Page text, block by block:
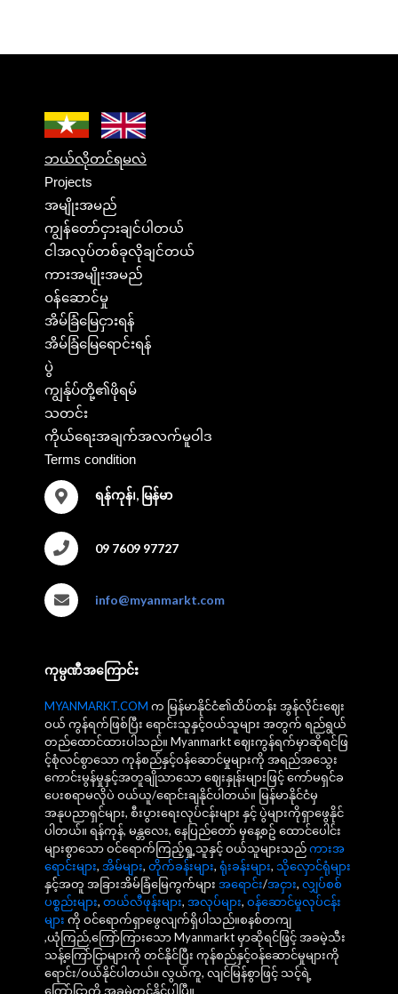
ဘယ်လိုတင်ရမလဲ
Projects
အမျိုးအမည်
ကျွန်တော်ငှားချင်ပါတယ်
ငါအလုပ်တစ်ခုလိုချင်တယ်
ကားအမျိုးအမည်
ဝန်ဆောင်မှု
အိမ်ခြံမြေငှားရန်
အိမ်ခြံမြေရောင်းရန်
ပွဲ
ကျွန်ုပ်တို့၏ဖိုရမ်
သတင်း
ကိုယ်ရေးအချက်အလက်မူဝါဒ
Terms condition
ရန်ကုန်၊, မြန်မာ
09 7609 97727
info@myanmarkt.com
ကုမ္ပဏီအကြောင်း
MYANMARKT.COM က မြန်မာနိုင်ငံ၏ထိပ်တန်း အွန်လိုင်းဈေး
ဝယ် ကွန်ရက်ဖြစ်ပြီး ရောင်းသူနှင့်ဝယ်သူများ အတွက် ရည်ရွယ်
တည်ထောင်ထားပါသည်။ Myanmarkt ဈေးကွန်ရက်မှာဆိုရင်ဖြ
င့်စုံလင်စွာသော ကုန်စည်နှင့်ဝန်ဆောင်မှုများကို အရည်အသွေး
ကောင်းမွန်မှုနှင့်အတူချိုသာသော ဈေးနှုန်းများဖြင့် ကော်မရှင်ခ
ပေးစရာမလိုပဲ ဝယ်ယူ/ရောင်းချနိုင်ပါတယ်။ မြန်မာနိုင်ငံမှ
အနုပညာရှင်များ, စီးပွားရေးလုပ်ငန်းများ နှင့် ပွဲများကိုရှာဖွေနိုင်
ပါတယ်။ ရန်ကုန်, မန္တလေး, နေပြည်တော် မှနေ့စဥ် ထောင်ပေါင်း
များစွာသော ဝင်ရောက်ကြည့်ရှု့သူနှင့် ဝယ်သူများသည်ကားအ
ရောင်းများ, အိမ်များ, တိုက်ခန်းများ, ရုံးခန်းများ, သိုလှောင်ရုံများ
နှင့်အတူ အခြားအိမ်ခြံမြေကွက်များ အရောင်း/အငှား, လျှပ်စစ်
ပစ္စည်းများ, တယ်လီဖုန်းများ, အလုပ်များ, ဝန်ဆောင်မှုလုပ်ငန်း
များ ကို ဝင်ရောက်ရှာဖွေလျက်ရှိပါသည်။စနစ်တကျ
,ယုံကြည်,ကြော်ကြားသော Myanmarkt မှာဆိုရင်ဖြင့် အခမဲ့သီး
သန့်ကြော်ငြာများကို တင်နိုင်ပြီး ကုန်စည်နှင့်ဝန်ဆောင်မှုများကို
ရောင်း/ဝယ်နိုင်ပါတယ်။ လွယ်ကူ, လျင်မြန်စွာဖြင့် သင့်ရဲ့
ကြော်ငြာကို အခမဲ့တင်နိုင်ပါပြီ။